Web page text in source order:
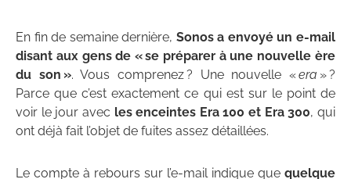
En fin de semaine dernière, Sonos a envoyé un e-mail
disant aux gens de « se préparer à une nouvelle ère
du son ». Vous comprenez ? Une nouvelle «era » ?
Parce que c’est exactement ce qui est sur le point de
voir le jour avec les enceintes Era 100 et Era 300, qui
ont déjà fait l’objet de fuites assez détaillées.
Le compte à rebours sur l’e-mail indique que quelque